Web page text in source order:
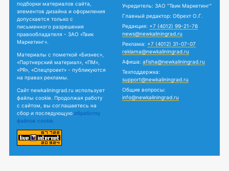
подборки материалов сайта,
элементов дизайна и оформления
допускается только с
письменного разрешения
правообладателя - ЗАО «Твик
Маркетинг».
Материалы с пометкой «Бизнес»,
«Партнерский материал», «ПМ»,
«PR», «Спецпроект» - публикуются
на правах рекламы.
Сайт newkaliningrad.ru использует
файлы cookie. Продолжая работу
с сайтом, вы соглашаетесь на
сбор и последующую обработку
файлов cookie.
Учредитель: ЗАО "Твик Маркетинг"
Главный редактор: Обрехт О.Г.
Редакция: +7 (4012) 99-21-76
news@newkaliningrad.ru
Реклама: +7 (4012) 31-07-07
reklama@newkaliningrad.ru
Афиша: afisha@newkaliningrad.ru
Техподдержка:
support@newkaliningrad.ru
Общие вопросы:
info@newkaliningrad.ru